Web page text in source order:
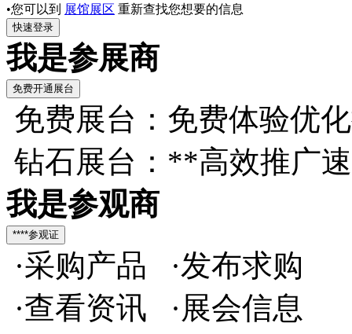
•您可以到 展馆展区 重新查找您想要的信息
我是参展商
免费展台：免费体验优
钻石展台：**高效推广
我是参观商
·采购产品 ·发布求购
·查看资讯 ·展会信息